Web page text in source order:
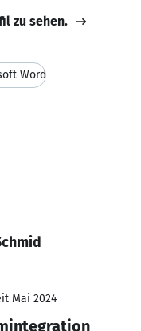
zu sehen.
Word
Mai 2024